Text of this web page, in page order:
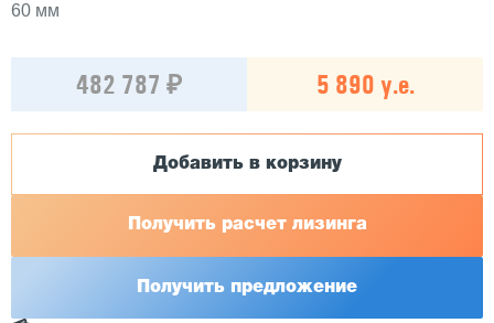
60 мм
482 787 ₽ 5 890 у.е.
Добавить в корзину
Получить расчет лизинга
Получить предложение